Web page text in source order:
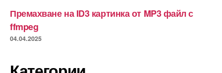
Премахване на ID3 картинка от MP3 файл с
ffmpeg
04.04.2025